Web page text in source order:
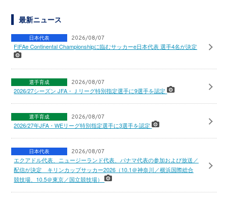
最新ニュース
日本代表 2026/08/07
FIFAe Continental Championshipに臨むサッカーe日本代表 選手4名が決定
選手育成 2026/08/07
2026/27シーズン JFA・Ｊリーグ特別指定選手に9選手を認定
選手育成 2026/08/07
2026/27年JFA・WEリーグ特別指定選手に3選手を認定
日本代表 2026/08/07
エクアドル代表、ニュージーランド代表、パナマ代表の参加および放送／
配信が決定 キリンカップサッカー2026（10.1＠神奈川／横浜国際総合
競技場、10.5＠東京／国立競技場）